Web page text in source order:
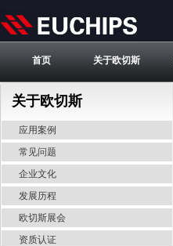
首页 关于欧切斯
关于欧切斯
应用案例
常见问题
企业文化
发展历程
欧切斯展会
资质认证